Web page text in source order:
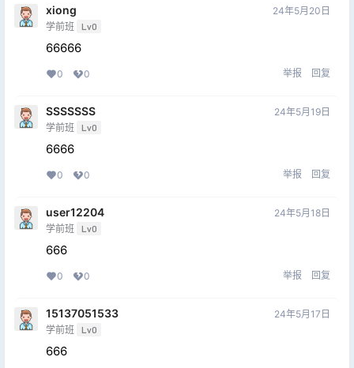
xiong
学前班 Lv0
24年5月20日
66666
0 0 举报 回复
SSSSSSS
学前班 Lv0
24年5月19日
6666
0 0 举报 回复
user12204
学前班 Lv0
24年5月18日
666
0 0 举报 回复
15137051533
学前班 Lv0
24年5月17日
666